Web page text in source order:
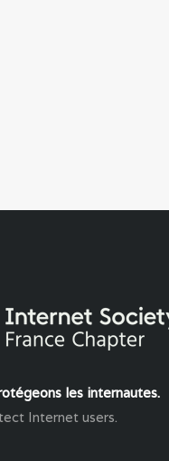
les internautes.
Internet users.